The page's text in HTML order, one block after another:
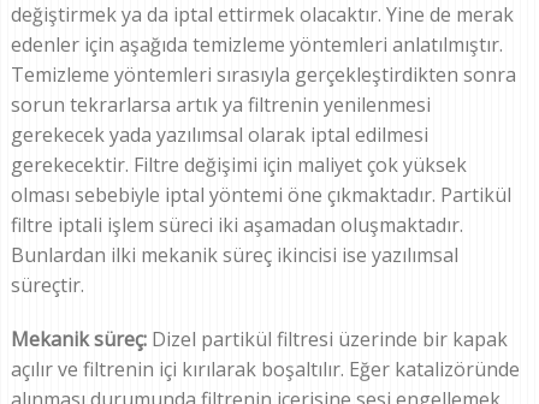
değiştirmek ya da iptal ettirmek olacaktır. Yine de merak
edenler için aşağıda temizleme yöntemleri anlatılmıştır.
Temizleme yöntemleri sırasıyla gerçekleştirdikten sonra
sorun tekrarlarsa artık ya filtrenin yenilenmesi
gerekecek yada yazılımsal olarak iptal edilmesi
gerekecektir. Filtre değişimi için maliyet çok yüksek
olması sebebiyle iptal yöntemi öne çıkmaktadır. Partikül
filtre iptali işlem süreci iki aşamadan oluşmaktadır.
Bunlardan ilki mekanik süreç ikincisi ise yazılımsal
süreçtir.
Mekanik süreç:Dizel partikül filtresi üzerinde bir kapak
açılır ve filtrenin içi kırılarak boşaltılır. Eğer katalizöründe